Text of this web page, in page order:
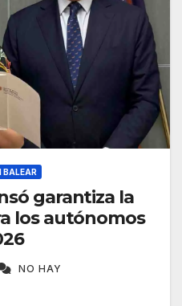
BALEAR
garantiza la
los autónomos
NO HAY